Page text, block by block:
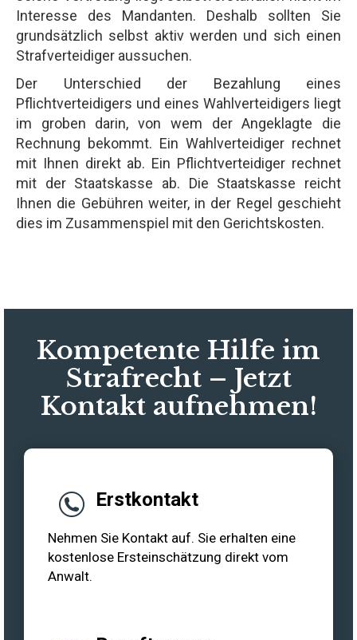
Interesse des Mandanten. Deshalb sollten Sie
grundsätzlich selbst aktiv werden und sich einen
Strafverteidiger aussuchen.
Der Unterschied der Bezahlung eines
Pflichtverteidigers und eines Wahlverteidigers liegt
im groben darin, von wem der Angeklagte die
Rechnung bekommt. Ein Wahlverteidiger rechnet
mit Ihnen direkt ab. Ein Pflichtverteidiger rechnet
mit der Staatskasse ab. Die Staatskasse reicht
Ihnen die Gebühren weiter, in der Regel geschieht
dies im Zusammenspiel mit den Gerichtskosten.
Kompetente Hilfe im
Strafrecht – Jetzt
Kontakt aufnehmen!
Erstkontakt
Nehmen Sie Kontakt auf. Sie erhalten eine
kostenlose Ersteinschätzung direkt vom
Anwalt.